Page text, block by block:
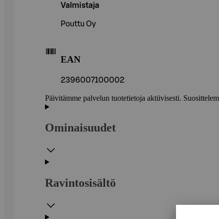
Valmistaja
Pouttu Oy
EAN
2396007100002
Päivitämme palvelun tuotetietoja aktiivisesti.
Ominaisuudet
Ravintosisältö